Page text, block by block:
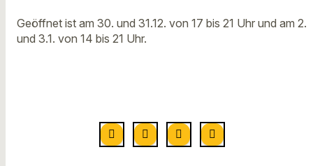
Geöffnet ist am 30. und 31.12. von 17 bis 21 Uhr und am 2.
und 3.1. von 14 bis 21 Uhr.